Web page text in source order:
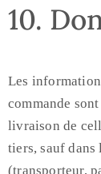
10.
Les
commande
livraison de
tiers, sauf dans
(transporteur,